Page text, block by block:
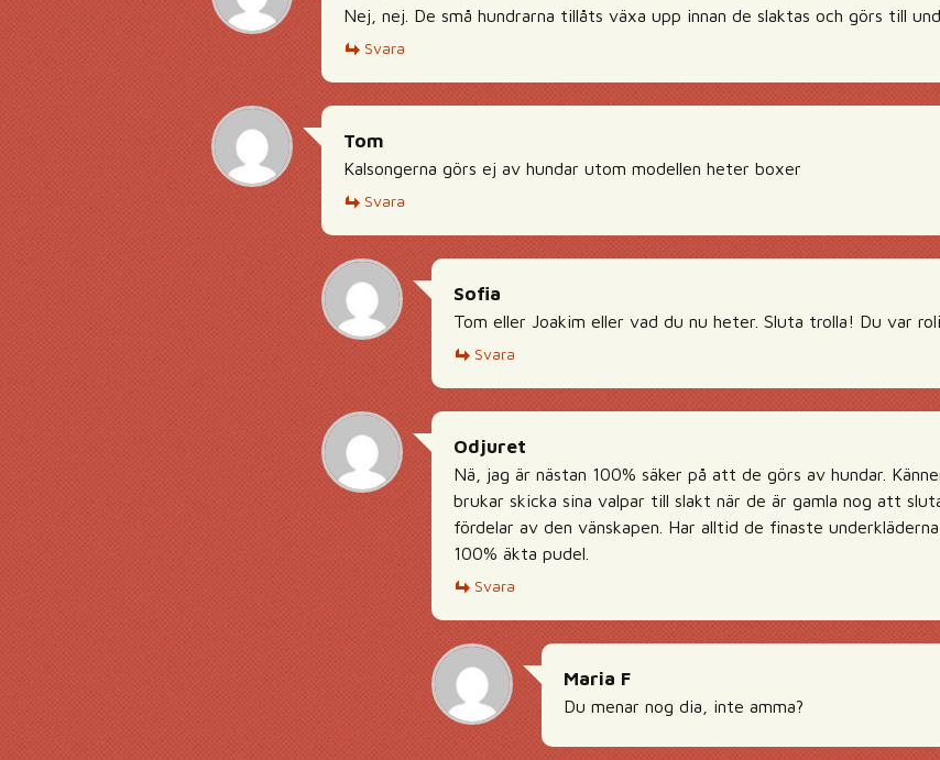
Nej, nej. De små hundrarna tillåts växa upp innan de slaktas och görs till
Svara
Tom
Kalsongerna görs ej av hundar utom modellen heter boxer
Svara
Sofia
Tom eller Joakim eller vad du nu heter. Sluta trolla! Du var
Svara
Odjuret
Nä, jag är nästan 100% säker på att de görs av hundar.
brukar skicka sina valpar till slakt när de är gamla nog att
fördelar av den vänskapen. Har alltid de finaste
100% äkta pudel.
Svara
Maria F
Du menar nog dia, inte amma?